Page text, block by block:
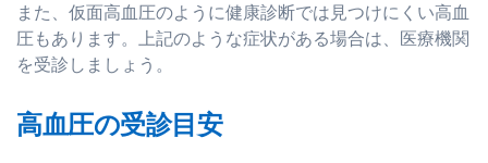
また、仮面高血圧のように健康診断では見つけにくい高血
圧もあります。上記のような症状がある場合は、医療機関
を受診しましょう。
高血圧の受診目安